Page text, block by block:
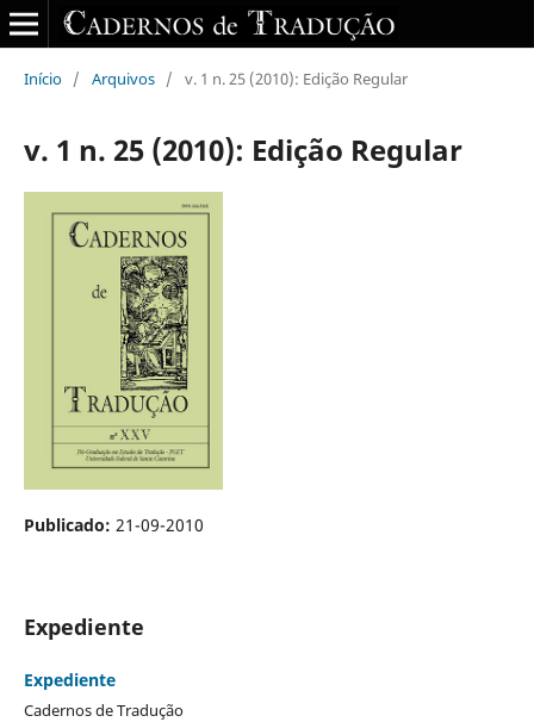
Início / Arquivos / v. 1 n. 25 (2010): Edição Regular
v. 1 n. 25 (2010): Edição Regular
Publicado: 21-09-2010
Expediente
Expediente
Cadernos de Tradução